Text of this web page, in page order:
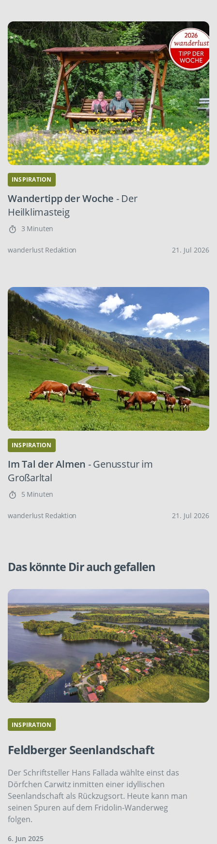
INSPIRATION
Wandertipp der Woche - Der
Heilklimasteig
3 Minuten
wanderlust Redaktion 21. Jul 2026
INSPIRATION
Im Tal der Almen - Genusstur im
Großarltal
5 Minuten
wanderlust Redaktion 21. Jul 2026
Das könnte Dir auch gefallen
INSPIRATION
Feldberger Seenlandschaft
Der Schriftsteller Hans Fallada wählte einst das
Dörfchen Carwitz inmitten einer idyllischen
Seenlandschaft als Rückzugsort. Heute kann man
seinen Spuren auf dem Fridolin-Wanderweg
folgen.
6. Jun 2025